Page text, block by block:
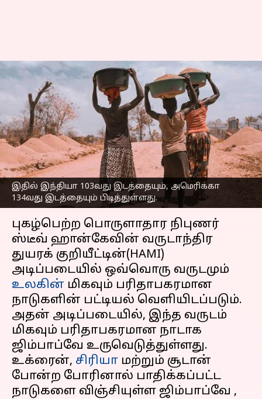
இதில் இந்தியா 103வது இடத்தையும், அமெரிக்கா
134வது இடத்தையும் பிடித்துள்ளது.
உலகின் மிகவும்
பரிதாபகரமான
நாடுகளின் பட்டியல்:
முதலிடத்தை பிடித்தது
ஜிம்பாப்வே
எழுதியவர் Sindhuja SM May 28, 2023 08:19 am
செய்தி முன்னோட்டம்
புகழ்பெற்ற பொருளாதார நிபுணர்
ஸ்டீவ் ஹான்கேவின் வருடாந்திர
துயரக் குறியீட்டின்(HAMI)
அடிப்படையில் ஒவ்வொரு வருடமும்
உலகின் மிகவும் பரிதாபகரமான
நாடுகளின் பட்டியல் வெளியிடப்படும்.
அதன் அடிப்படையில், இந்த வருடம்
மிகவும் பரிதாபகரமான நாடாக
ஜிம்பாப்வே உருவெடுத்துள்ளது.
உக்ரைன், சிரியா மற்றும் சூடான்
போன்ற போரினால் பாதிக்கப்பட்ட
நாடுகளை விஞ்சியுள்ள ஜிம்பாப்வே ,